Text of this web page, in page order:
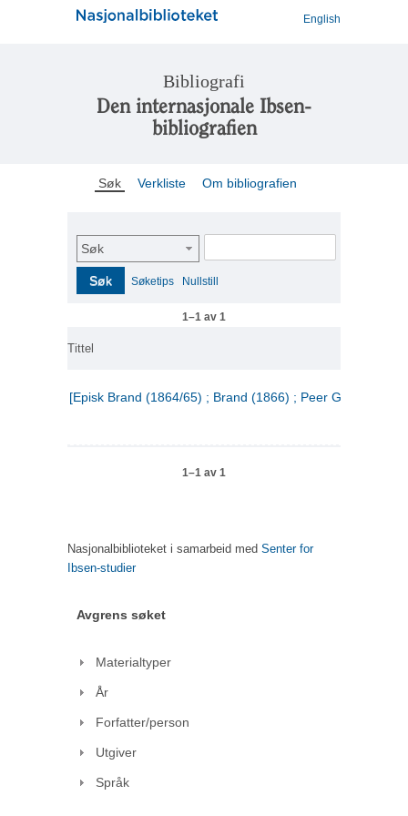
English
Bibliografi
Den internasjonale Ibsen-
bibliografien
Søk Verkliste Om bibliografien
Søk
Søk Søketips Nullstill
1–1 av 1
Tittel
[Episk Brand (1864/65) ; Brand (1866) ; Peer Gynt (1867)]
1–1 av 1
Nasjonalbiblioteket i samarbeid med Senter for
Ibsen-studier
Avgrens søket
Materialtyper
År
Forfatter/person
Utgiver
Språk